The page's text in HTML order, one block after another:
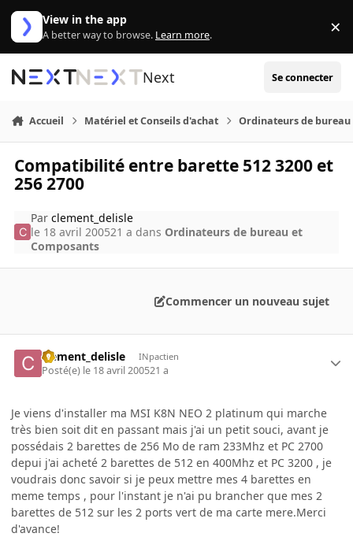
Aller au contenu
View in the app
A better way to browse. Learn more. ×
Next Se connecter
Accueil Matériel et Conseils d'achat Ordinateurs de bureau
Compatibilité entre barette 512 3200 et
256 2700
Parclement_delisle
le 18 avril 200521 a dans Ordinateurs de bureau et
Composants
Commencer un nouveau sujet
clement_delisle INpactien
Posté(e) le 18 avril 200521 a
Je viens d'installer ma MSI K8N NEO 2 platinum qui marche
très bien soit dit en passant mais j'ai un petit souci, avant je
possédais 2 barettes de 256 Mo de ram 233Mhz et PC 2700
depui j'ai acheté 2 barettes de 512 en 400Mhz et PC 3200 , je
voudrais donc savoir si je peux mettre mes 4 barettes en
meme temps , pour l'instant je n'ai pu brancher que mes 2
barettes de 512 sur les 2 ports vert de ma carte mere.Merci
d'avance!